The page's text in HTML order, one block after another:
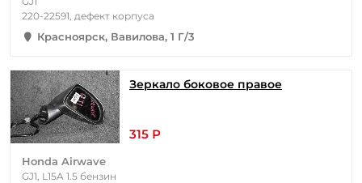
220-22591, дефект корпуса
Красноярск, Вавилова, 1 Г/3
Зеркало боковое правое
315 Р
Honda Airwave
GJ1, L15A 1.5 бензин